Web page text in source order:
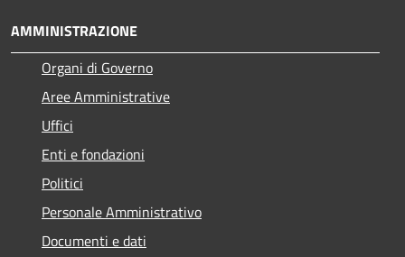
AMMINISTRAZIONE
Organi di Governo
Aree Amministrative
Uffici
Enti e fondazioni
Politici
Personale Amministrativo
Documenti e dati